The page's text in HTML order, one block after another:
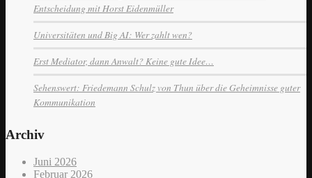
Entscheidung mit Horst Eidenmüller
Universitäten und Big AI: Wer zahlt wen?
Erst Mediator, dann Anwalt? Keine gute Idee…
Sehenswert: Friedemann Schulz von Thun über die Geheimnisse guter
Kommunikation
Archiv
Juni 2026
Februar 2026